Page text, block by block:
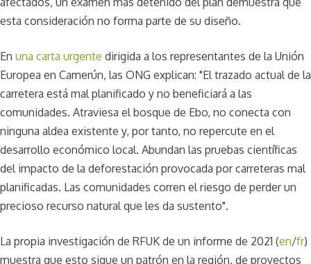
esta consideración no forma parte de su diseño.
En una carta urgente dirigida a los representantes de la Unión
Europea en Camerún, las ONG explican: "El trazado actual de la
carretera está mal planificado y no beneficiará a las
comunidades. Atraviesa el bosque de Ebo, no conecta con
ninguna aldea existente y, por tanto, no repercute en el
desarrollo económico local. Abundan las pruebas científicas
del impacto de la deforestación provocada por carreteras mal
planificadas. Las comunidades corren el riesgo de perder un
precioso recurso natural que les da sustento".
La propia investigación de RFUK de un informe de 2021 (en/fr)
muestra que esto sigue un patrón en la región, de proyectos